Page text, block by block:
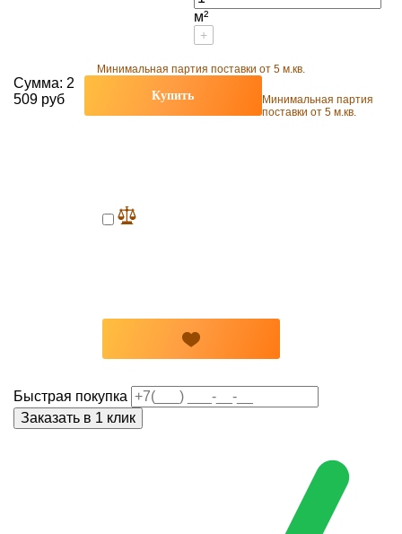
м²
+
Минимальная партия поставки от 5 м.кв.
Сумма: 2
509 руб
Купить
Минимальная партия
поставки от 5 м.кв.
Быстрая покупка